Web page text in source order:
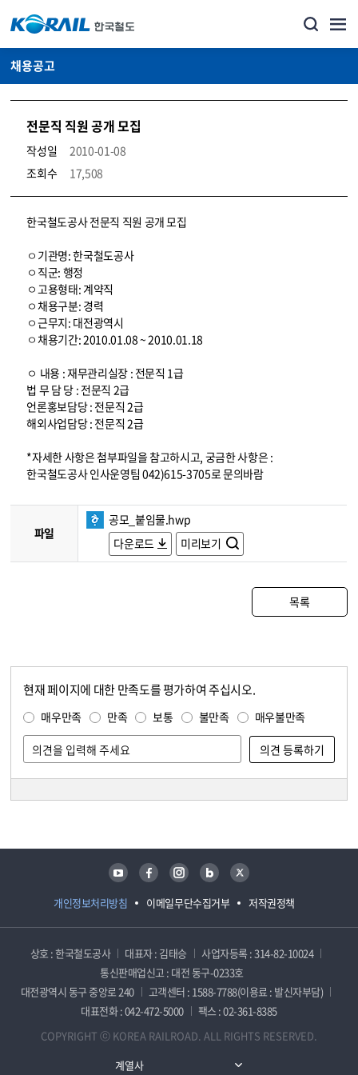
채용공고
전문직 직원 공개 모집
작성일
2010-01-08
조회수
17,508
코레일소개_경영공시_채용공고 상세보기 – 내용, 파일, 담당자 연락처로 구성
한국철도공사 전문직 직원 공개 모집
ㅇ기관명: 한국철도공사
ㅇ직군: 행정
ㅇ고용형태: 계약직
ㅇ채용구분: 경력
ㅇ근무지: 대전광역시
ㅇ채용기간: 2010.01.08 ~ 2010.01.18
ㅇ 내용 : 재무관리실장 : 전문직 1급
법 무 담 당 : 전문직 2급
언론홍보담당 : 전문직 2급
해외사업담당 : 전문직 2급
*자세한 사항은 첨부파일을 참고하시고, 궁금한 사항은 :
한국철도공사 인사운영팀 042)615-3705로 문의바람
파일
공모_붙임물.hwp
다운로드
미리보기
목록
현재 페이지에 대한 만족도를 평가하여 주십시오.
매우만족 만족 보통 불만족 매우불만족
개인정보처리방침 이메일무단수집거부 저작권정책
유튜브 페이스북 인스타그램 블로그 트위터
상호 : 한국철도공사 대표자 : 김태승
사업자등록 : 314-82-10024
통신판매업신고 : 대전 동구-0233호
대전광역시 동구 중앙로 240
고객센터 : 1588-7788(이용료 : 발신자부담)
대표전화 : 042-472-5000
팩스 : 02-361-8385
COPYRIGHT ⓒ KOREA RAILROAD. ALL RIGHTS RESERVED.
계열사